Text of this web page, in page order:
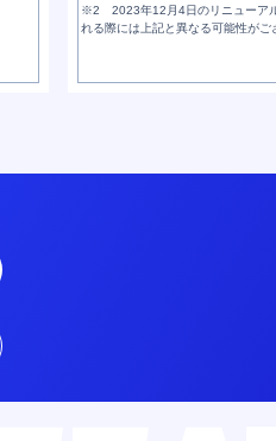
※2 2023年12月4日のリニューア
れる際には上記と異なる可能性がご